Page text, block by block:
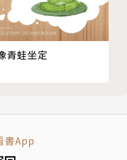
）開設兒童注意
萬家長的肯定。溫和又
，每次直播課或現場演
青蛙坐定
書App